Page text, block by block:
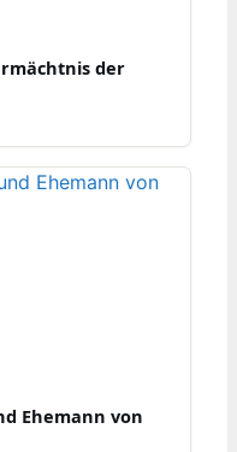
der
Ehemann von